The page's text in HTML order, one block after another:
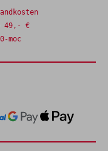
49,- €
moc